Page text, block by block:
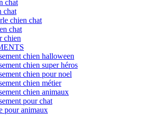
chat
chat
chien chat
chat
chien
chien halloween
chien super héros
chien pour noel
chien métier
chien animaux
pour chat
pour animaux